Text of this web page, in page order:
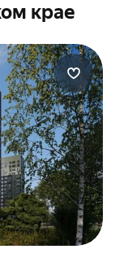
крае